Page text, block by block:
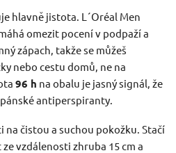
hlavně jistota. L´Oréal Men
omezit pocení v podpaží a
zápach, takže se můžeš
nebo cestu domů, ne na
96 h na obalu je jasný signál, že
antiperspiranty.
čistou a suchou pokožku. Stačí
vzdálenosti zhruba 15 cm a